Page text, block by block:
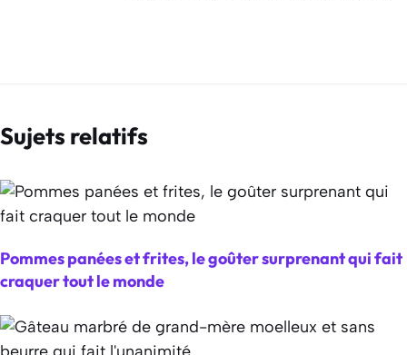
Sujets relatifs
Pommes panées et frites, le goûter surprenant qui fait
craquer tout le monde